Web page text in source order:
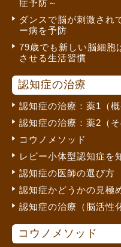
症予防～
ダンスで脳が刺激され
ー病を予防
79歳でも新しい脳細胞
させる生活習慣
認知症の治療
認知症の治療：薬1（
認知症の治療：薬2（
コウノメソッド
レビー小体型認知症を
認知症の医師の選び方
認知症かどうかの見極
認知症の治療（脳活性
コウノメソッド